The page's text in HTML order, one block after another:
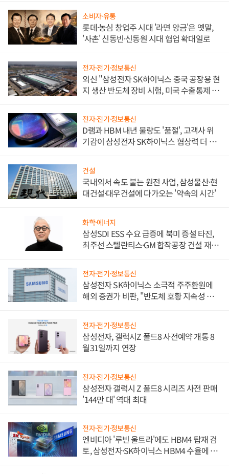
소비자·유통
롯데·농심 창업주 시대 '라면 앙금'은 옛말,
'사촌' 신동빈·신동원 시대 협업 확대일로
전자·전기·정보통신
외신 "삼성전자 SK하이닉스 중국 공장용 현
지 생산 반도체 장비 시험, 미국 수출통제 대
전자·전기·정보통신
D램과 HBM 내년 물량도 '품절', 고객사 위
기감이 삼성전자 SK하이닉스 협상력 더 키
건설
국내외서 속도 붙는 원전 사업, 삼성물산·현
대건설·대우건설에 다가오는 '약속의 시간'
화학·에너지
삼성SDI ESS 수요 급증에 북미 증설 타진,
최주선 스텔란티스·GM 합작공장 건설 재추
전자·전기·정보통신
삼성전자 SK하이닉스 소극적 주주환원에
해외 증권가 비판, "반도체 호황 지속성 의
전자·전기·정보통신
삼성전자, 갤럭시Z 폴드8 사전예약 개통 8
월31일까지 연장
전자·전기·정보통신
삼성전자 갤럭시 Z 폴드8 시리즈 사전 판매
'144만 대' 역대 최대
전자·전기·정보통신
엔비디아 '루빈 울트라'에도 HBM4 탑재 검
토, 삼성전자·SK하이닉스 HBM4 수율에 주